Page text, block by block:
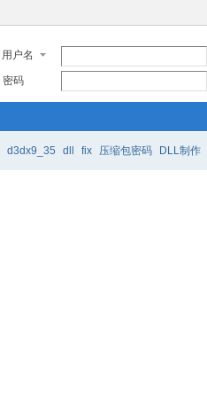
用户名
密码
d3dx9_35 dll fix 压缩包密码 DLL制作